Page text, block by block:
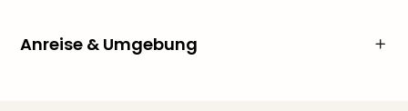
Anreise & Umgebung